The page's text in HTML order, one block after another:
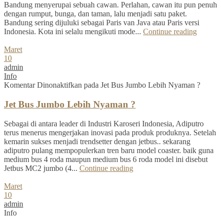
Bandung menyerupai sebuah cawan. Perlahan, cawan itu pun penuh
dengan rumput, bunga, dan taman, lalu menjadi satu paket.
Bandung sering dijuluki sebagai Paris van Java atau Paris versi
Indonesia. Kota ini selalu mengikuti mode... Continue reading
Maret
10
admin
Info
Komentar Dinonaktifkan pada Jet Bus Jumbo Lebih Nyaman ?
Jet Bus Jumbo Lebih Nyaman ?
Sebagai di antara leader di Industri Karoseri Indonesia, Adiputro
terus menerus mengerjakan inovasi pada produk produknya. Setelah
kemarin sukses menjadi trendsetter dengan jetbus.. sekarang
adiputro pulang mempopulerkan tren baru model coaster. baik guna
medium bus 4 roda maupun medium bus 6 roda model ini disebut
Jetbus MC2 jumbo (4... Continue reading
Maret
10
admin
Info